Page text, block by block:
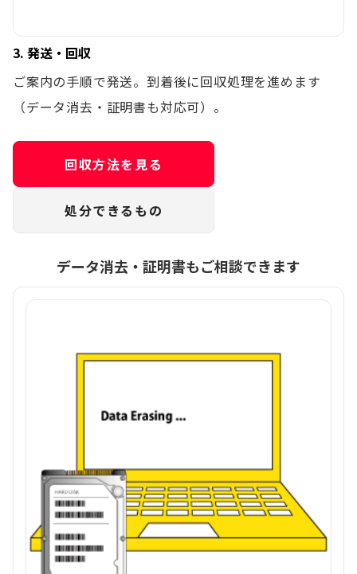
3. 発送・回収
ご案内の手順で発送。到着後に回収処理を進めます
（データ消去・証明書も対応可）。
回収方法を見る
処分できるもの
データ消去・証明書もご相談できます